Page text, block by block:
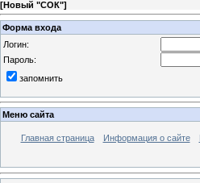
[Новый "СОК"]
Форма входа
Логин:
Пароль:
запомнить
Меню сайта
Главная страница Информация о сайте